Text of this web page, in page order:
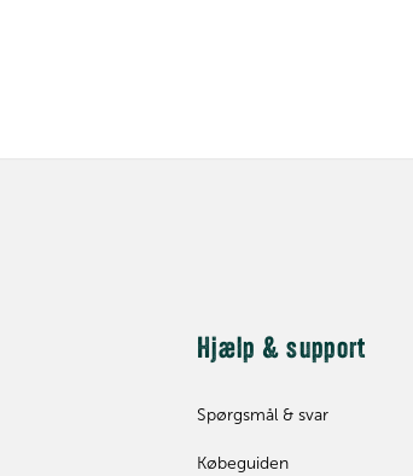
Hjælp & support
Spørgsmål & svar
Købeguiden